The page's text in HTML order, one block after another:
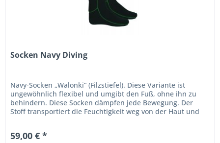
Socken Navy Diving
Navy-Socken „Walonki“ (Filzstiefel). Diese Variante ist
ungewöhnlich flexibel und umgibt den Fuß, ohne ihn zu
behindern. Diese Socken dämpfen jede Bewegung. Der
Stoff transportiert die Feuchtigkeit weg von der Haut und
59,00 € *